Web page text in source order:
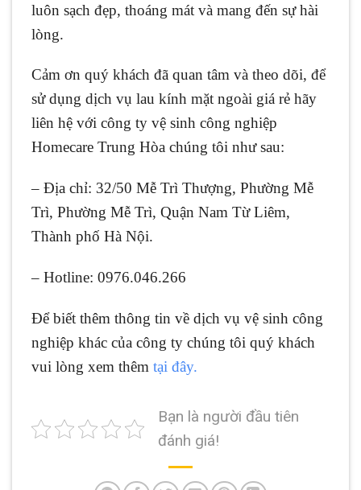
luôn sạch đẹp, thoáng mát và mang đến sự hài
lòng.
Cảm ơn quý khách đã quan tâm và theo dõi, để
sử dụng dịch vụ lau kính mặt ngoài giá rẻ hãy
liên hệ với công ty vệ sinh công nghiệp
Homecare Trung Hòa chúng tôi như sau:
– Địa chỉ: 32/50 Mễ Trì Thượng, Phường Mễ
Trì, Phường Mễ Trì, Quận Nam Từ Liêm,
Thành phố Hà Nội.
– Hotline: 0976.046.266
Để biết thêm thông tin về dịch vụ vệ sinh công
nghiệp khác của công ty chúng tôi quý khách
vui lòng xem thêm tại đây.
Bạn là người đầu tiên
đánh giá!